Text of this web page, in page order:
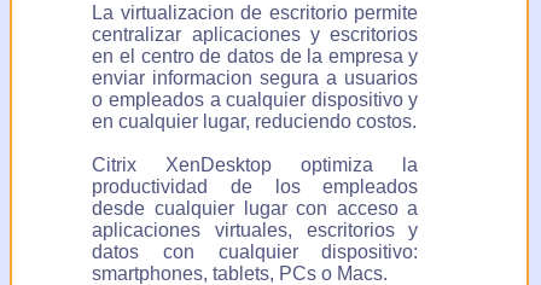
La virtualizacion de escritorio permite
centralizar aplicaciones y escritorios
en el centro de datos de la empresa y
enviar informacion segura a usuarios
o empleados a cualquier dispositivo y
en cualquier lugar, reduciendo costos.
Citrix XenDesktop optimiza la
productividad de los empleados
desde cualquier lugar con acceso a
aplicaciones virtuales, escritorios y
datos con cualquier dispositivo:
smartphones, tablets, PCs o Macs.